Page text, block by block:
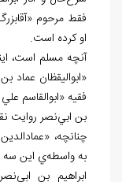
فقط مرحوم
او کرده است.
آنچه مسلم است،
«ابواليقظان عماد
فقيه «ابوالقاسم
بن ابي‌نصر روايت
چنانچه،
به واسطه‌ي اين سه
ابراهيم بن